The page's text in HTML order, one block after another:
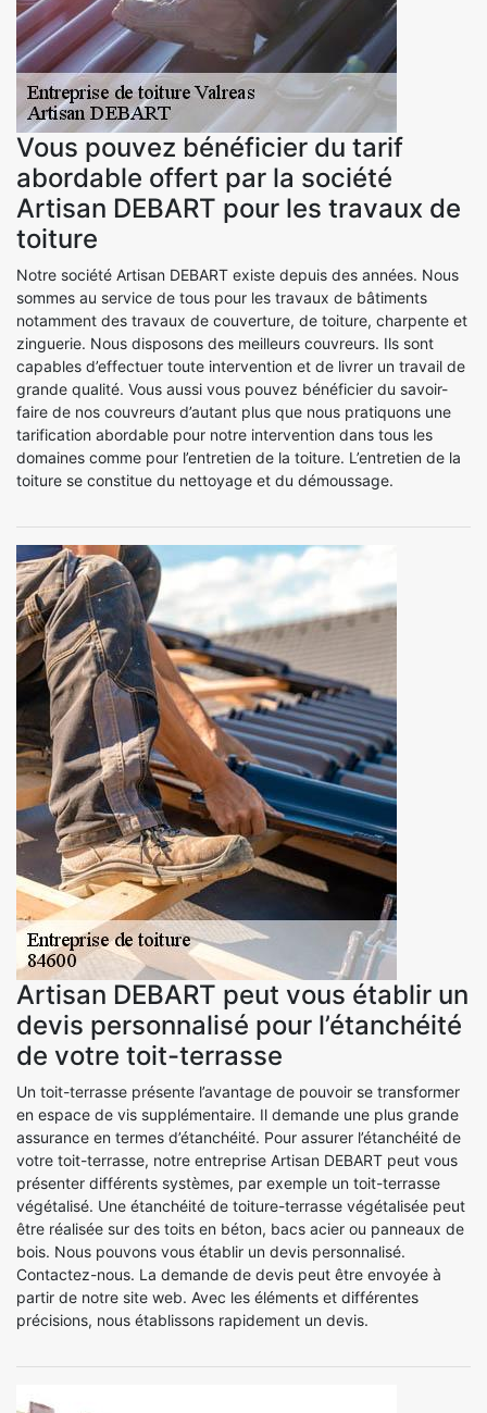
Vous pouvez bénéficier du tarif
abordable offert par la société
Artisan DEBART pour les travaux de
toiture
Notre société Artisan DEBART existe depuis des années. Nous
sommes au service de tous pour les travaux de bâtiments
notamment des travaux de couverture, de toiture, charpente et
zinguerie. Nous disposons des meilleurs couvreurs. Ils sont
capables d’effectuer toute intervention et de livrer un travail de
grande qualité. Vous aussi vous pouvez bénéficier du savoir-
faire de nos couvreurs d’autant plus que nous pratiquons une
tarification abordable pour notre intervention dans tous les
domaines comme pour l’entretien de la toiture. L’entretien de la
toiture se constitue du nettoyage et du démoussage.
Artisan DEBART peut vous établir un
devis personnalisé pour l’étanchéité
de votre toit-terrasse
Un toit-terrasse présente l’avantage de pouvoir se transformer
en espace de vis supplémentaire. Il demande une plus grande
assurance en termes d’étanchéité. Pour assurer l’étanchéité de
votre toit-terrasse, notre entreprise Artisan DEBART peut vous
présenter différents systèmes, par exemple un toit-terrasse
végétalisé. Une étanchéité de toiture-terrasse végétalisée peut
être réalisée sur des toits en béton, bacs acier ou panneaux de
bois. Nous pouvons vous établir un devis personnalisé.
Contactez-nous. La demande de devis peut être envoyée à
partir de notre site web. Avec les éléments et différentes
précisions, nous établissons rapidement un devis.